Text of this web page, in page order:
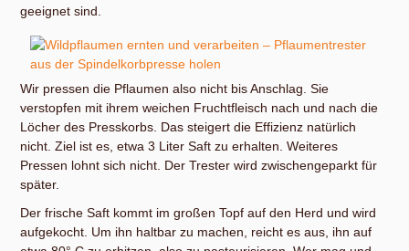
geeignet sind.
Wir pressen die Pflaumen also nicht bis Anschlag. Sie
verstopfen mit ihrem weichen Fruchtfleisch nach und nach die
Löcher des Presskorbs. Das steigert die Effizienz natürlich
nicht. Ziel ist es, etwa 3 Liter Saft zu erhalten. Weiteres
Pressen lohnt sich nicht. Der Trester wird zwischengeparkt für
später.
Der frische Saft kommt im großen Topf auf den Herd und wird
aufgekocht. Um ihn haltbar zu machen, reicht es aus, ihn auf